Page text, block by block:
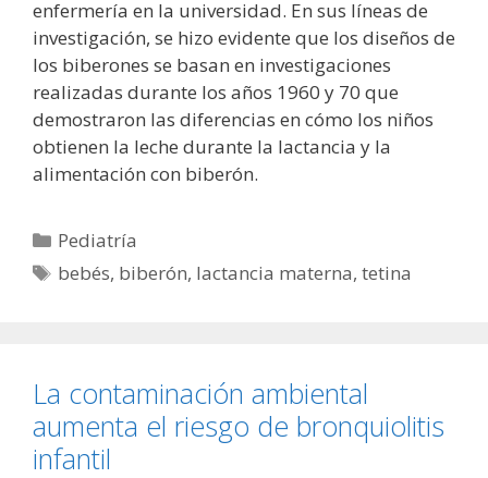
enfermería en la universidad. En sus líneas de
investigación, se hizo evidente que los diseños de
los biberones se basan en investigaciones
realizadas durante los años 1960 y 70 que
demostraron las diferencias en cómo los niños
obtienen la leche durante la lactancia y la
alimentación con biberón.
Categorías
Pediatría
Etiquetas
bebés, biberón, lactancia materna,tetina
La contaminación ambiental
aumenta el riesgo de bronquiolitis
infantil